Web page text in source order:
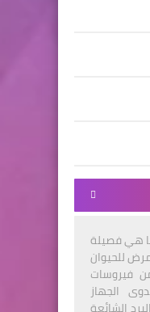
هي فصيلة
للحيوان
فيروسات
الجهاز